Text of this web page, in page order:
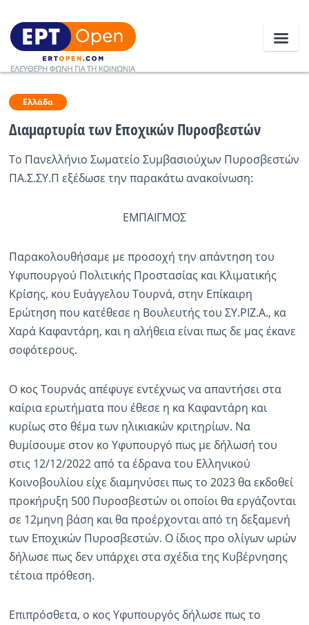
Ειδήσεις
Κοινωνία
Αθλητικά
Κόσμος
Ραδιόφωνο
Εκπομπές
Πολιτισμός
Ελλάδα
Διαμαρτυρία των Εποχικών Πυροσβεστών
Tο Πανελλήνιο Σωματείο Συμβασιούχων Πυροσβεστών
ΠΑ.Σ.ΣΥ.Π εξέδωσε την παρακάτω ανακοίνωση:
ΕΜΠΑΙΓΜΟΣ
Παρακολουθήσαμε με προσοχή την απάντηση του
Υφυπουργού Πολιτικής Προστασίας και Κλιματικής
Κρίσης, κου Ευάγγελου Τουρνά, στην Επίκαιρη
Ερώτηση που κατέθεσε η Βουλευτής του ΣΥ.ΡΙΖ.Α., κα
Χαρά Καφαντάρη, και η αλήθεια είναι πως δε μας έκανε
σοφότερους.
Ο κος Τουρνάς απέφυγε εντέχνως να απαντήσει στα
καίρια ερωτήματα που έθεσε η κα Καφαντάρη και
κυρίως στο θέμα των ηλικιακών κριτηρίων. Να
θυμίσουμε στον κο Υφυπουργό πως με δήλωσή του
στις 12/12/2022 από τα έδρανα του Ελληνικού
Κοινοβουλίου είχε διαμηνύσει πως το 2023 θα εκδοθεί
προκήρυξη 500 Πυροσβεστών οι οποίοι θα εργάζονται
σε 12μηνη βάση και θα προέρχονται από τη δεξαμενή
των Εποχικών Πυροσβεστών. Ο ίδιος προ ολίγων ωρών
δήλωσε πως δεν υπάρχει στα σχέδια της Κυβέρνησης
τέτοια πρόθεση.
Επιπρόσθετα, ο κος Υφυπουργός δήλωσε πως το